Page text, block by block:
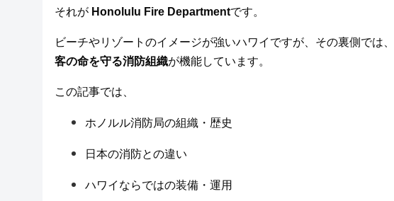
それが Honolulu Fire Departmentです。
ビーチやリゾートのイメージが強いハワイですが、その裏側では、
客の命を守る消防組織が機能しています。
この記事では、
ホノルル消防局の組織・歴史
日本の消防との違い
ハワイならではの装備・運用